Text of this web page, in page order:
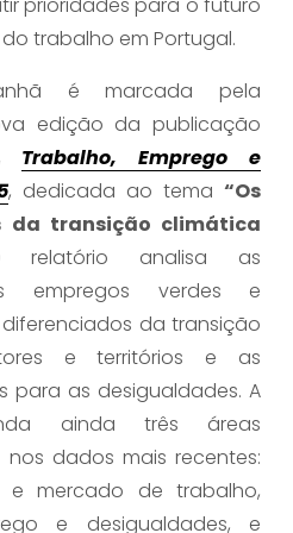
trabalho em Portugal.
é marcada pela
edição da publicação
Trabalho, Emprego e
, dedicada ao tema “Os
da transição climática
analisa as
empregos verdes e
da transição
e territórios e as
para as desigualdades. A
ainda três áreas
dados mais recentes:
e mercado de trabalho,
e desigualdades, e